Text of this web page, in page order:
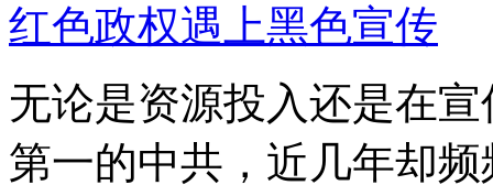
红色政权遇上黑色宣传
无论是资源投入还是在
第一的中共，近几年却